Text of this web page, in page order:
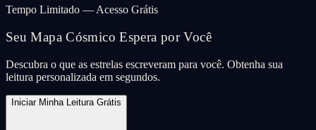
Tempo Limitado — Acesso Grátis
Seu Mapa Cósmico Espera por Você
Descubra o que as estrelas escreveram para você. Obtenha sua
leitura personalizada em segundos.
Iniciar Minha Leitura Grátis